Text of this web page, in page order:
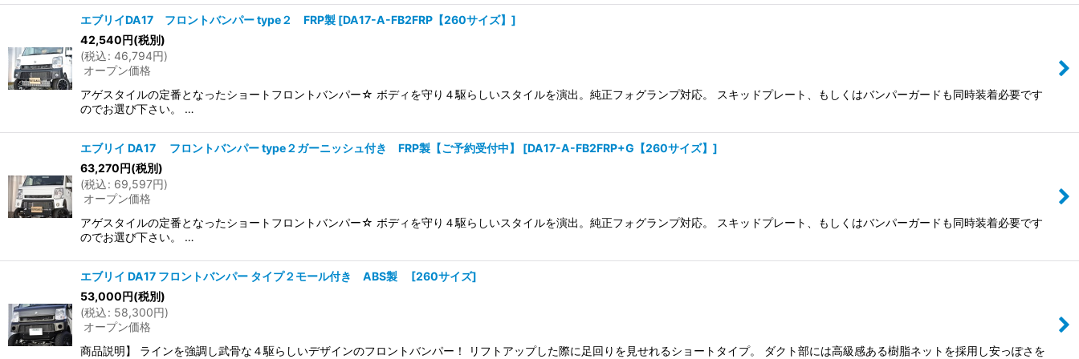
エブリイDA17 フロントバンパー type２ FRP製 [DA17-A-FB2FRP【260サイズ】 ]
42,540円(税別)
(税込: 46,794円)
オープン価格
アゲスタイルの定番となったショートフロントバンパー☆ ボディを守り４駆らしいスタイルを演出。純正フォグランプ対応。 スキッドプレート、もしくはバンパーガードも同時装着必要です
のでお選び下さい。 …
エブリイ DA17 フロントバンパー type２ガーニッシュ付き FRP製【ご予約受付中】 [DA17-A-FB2FRP+G【260サイズ】 ]
63,270円(税別)
(税込: 69,597円)
オープン価格
アゲスタイルの定番となったショートフロントバンパー☆ ボディを守り４駆らしいスタイルを演出。純正フォグランプ対応。 スキッドプレート、もしくはバンパーガードも同時装着必要です
のでお選び下さい。 …
エブリイ DA17 フロントバンパー タイプ２モール付き ABS製 [260サイズ]
53,000円(税別)
(税込: 58,300円)
オープン価格
商品説明】 ラインを強調し武骨な４駆らしいデザインのフロントバンパー！ リフトアップした際に足回りを見せれるショートタイプ。 ダクト部には高級感ある樹脂ネットを採用し安っぽさを